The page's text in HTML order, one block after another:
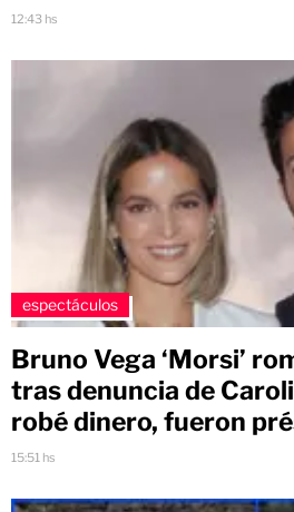
12:43 hs
espectáculos
Bruno Vega ‘Morsi’
tras denuncia de
robé dinero, fueron
15:51 hs